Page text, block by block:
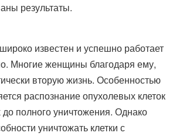
результаты.
известен и успешно работает
Многие женщины благодаря ему,
вторую жизнь. Особенностью
распознание опухолевых клеток
полного уничтожения. Однако
уничтожать клетки с